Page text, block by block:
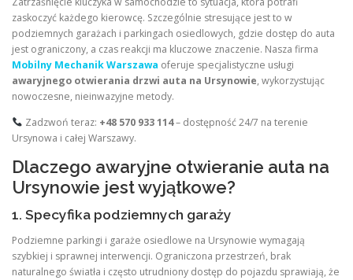
zaskoczyć każdego kierowcę. Szczególnie stresujące jest to w
podziemnych garażach i parkingach osiedlowych, gdzie dostęp do auta
jest ograniczony, a czas reakcji ma kluczowe znaczenie. Nasza firma
Mobilny Mechanik Warszawa oferuje specjalistyczne usługi
awaryjnego otwierania drzwi auta na Ursynowie, wykorzystując
nowoczesne, nieinwazyjne metody.
Zadzwoń teraz: +48 570 933 114– dostępność 24/7 na terenie
Ursynowa i całej Warszawy.
Dlaczego awaryjne otwieranie auta na
Ursynowie jest wyjątkowe?
1. Specyfika podziemnych garaży
Podziemne parkingi i garaże osiedlowe na Ursynowie wymagają
szybkiej i sprawnej interwencji. Ograniczona przestrzeń, brak
naturalnego światła i często utrudniony dostęp do pojazdu sprawiają, że